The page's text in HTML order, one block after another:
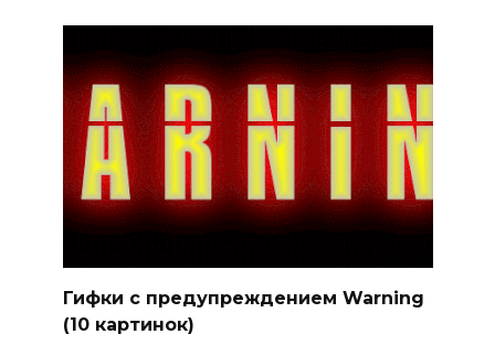
Гифки с предупреждением Warning
(10 картинок)